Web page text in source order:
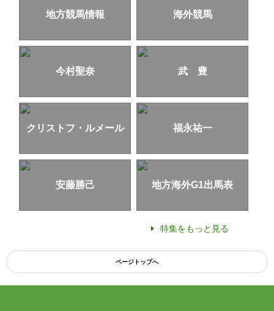
地方競馬情報 海外競馬
今村聖奈 武 豊
クリストフ・ルメール 福永祐一
安藤勝己 地方海外G1出馬表
特集をもっと見る
ページトップへ